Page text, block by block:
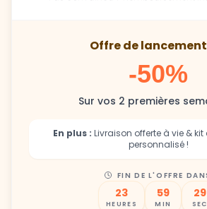
Offre de lancement
-50%
Sur vos 2 premières
En plus : Livraison offerte à vie &
personnalisé !
FIN DE L'OFFRE
23
HEURES
59
MIN
27
SEC